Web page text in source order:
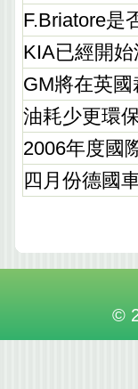
F.Briatore是
KIA已經開
GM將在英國
油耗少更環
2006年度國
四月份德國
©